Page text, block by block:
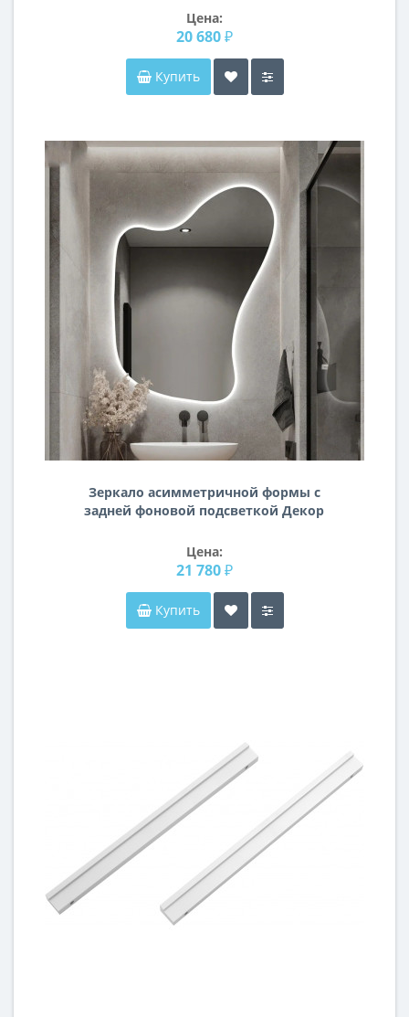
Цена:
20 680 ₽
Купить
Зеркало асимметричной формы с
задней фоновой подсветкой Декор
Цена:
21 780 ₽
Купить